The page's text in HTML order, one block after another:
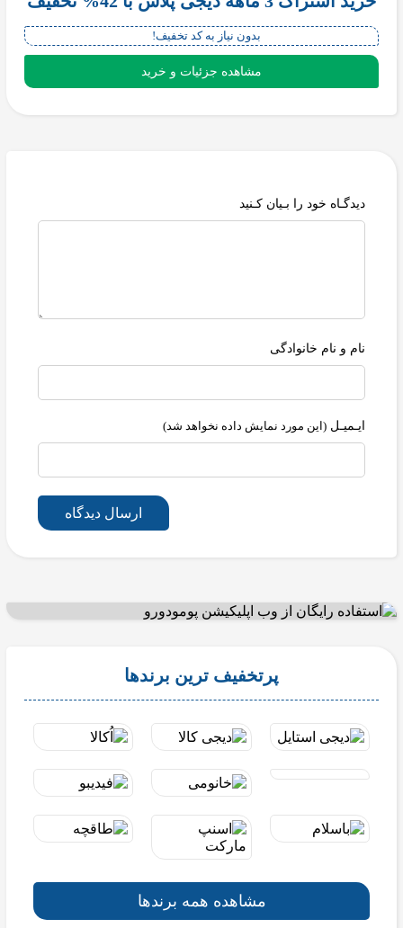
بدون نیاز به کد تخفیف!
مشاهده جزئیات و خرید
دیدگـاه خود را بـیان کـنید
نام و نام خانوادگی
ایـمیـل (این مورد نمایش داده نخواهد شد)
ارسال دیدگاه
پرتخفیف ترین برندها
مشاهده همه برندها